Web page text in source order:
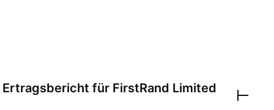
Ertragsbericht für FirstRand Limited